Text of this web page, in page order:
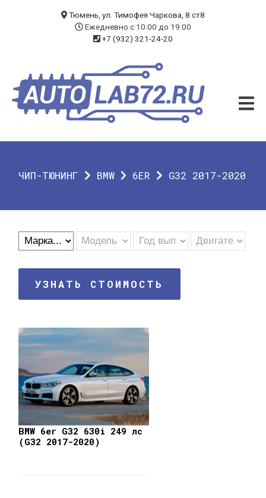
ЧИП-ТЮНИНГ
ДИАГНОСТИКА
ГАРАНТИЯ
Тюмень, ул. Тимофея Чаркова, 8 ст8
Ежедневно с 10:00 до 19:00
+7 (932) 321-24-20
ЧИП-ТЮНИНГ BMW 6ER G32 2017-2020
УЗНАТЬ СТОИМОСТЬ
BMW 6er G32 630i 249 лс
(G32 2017-2020)